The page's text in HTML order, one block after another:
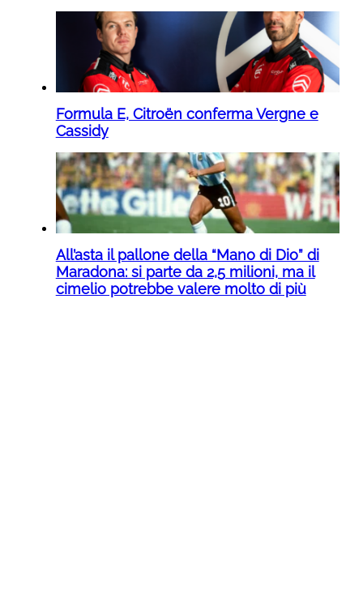
Formula E, Citroën conferma Vergne e
Cassidy
All’asta il pallone della “Mano di Dio” di
Maradona: si parte da 2,5 milioni, ma il
cimelio potrebbe valere molto di più